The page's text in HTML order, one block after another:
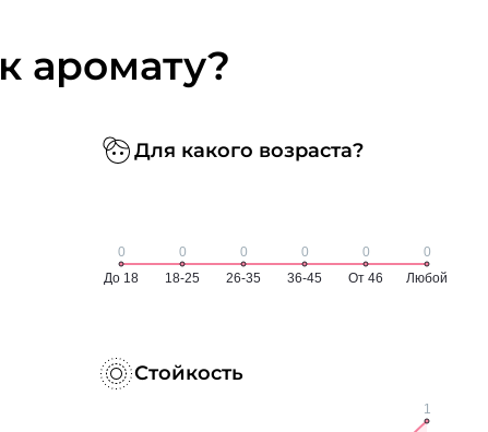
аромату?
Для какого возраста?
Стойкость